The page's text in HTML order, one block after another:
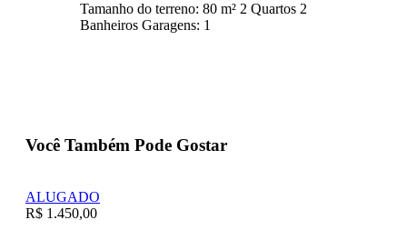
Tamanho do terreno: 80 m² 2 Quartos 2
Banheiros Garagens: 1
Você Também Pode Gostar
ALUGADO
R$ 1.450,00